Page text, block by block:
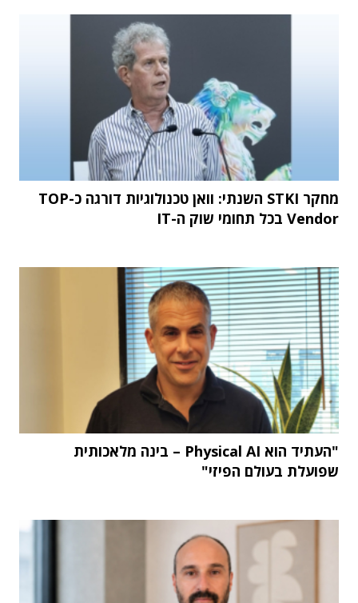
מחקר STKI השנתי: וואן טכנולוגיות דורגה כ-TOP
Vendor בכל תחומי שוק ה-IT
"העתיד הוא Physical AI – בינה מלאכותית
שפועלת בעולם הפיזי"